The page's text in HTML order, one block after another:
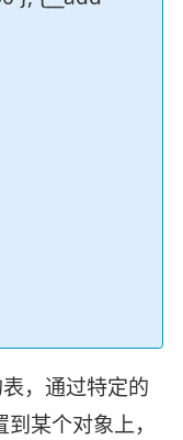
，通过特定的
某个对象上，